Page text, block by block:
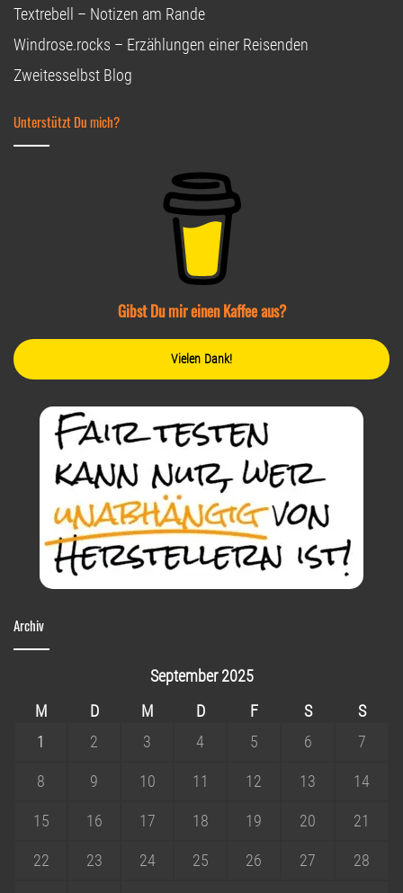
Textrebell – Notizen am Rande
Windrose.rocks – Erzählungen einer Reisenden
Zweitesselbst Blog
Unterstützt Du mich?
Gibst Du mir einen Kaffee aus?
Vielen Dank!
Archiv
September 2025
M
D M D F S
S
1
2 3 4 5 6 7
8 9 10 11 12 13 14
15 16 17 18 19 20 21
22 23 24 25 26 27 28